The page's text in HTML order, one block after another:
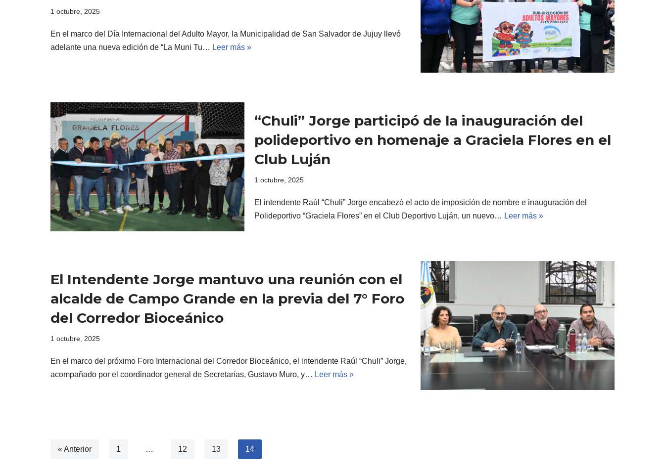
1 octubre, 2025
En el marco del Día Internacional del Adulto Mayor, la Municipalidad de San Salvador de Jujuy llevó
adelante una nueva edición de “La Muni Tu… Leer más »
“Chuli” Jorge participó de la inauguración del
polideportivo en homenaje a Graciela Flores en el
Club Luján
1 octubre, 2025
El intendente Raúl “Chuli” Jorge encabezó el acto de imposición de nombre e inauguración del
Polideportivo “Graciela Flores” en el Club Deportivo Luján, un nuevo… Leer más »
El Intendente Jorge mantuvo una reunión con el
alcalde de Campo Grande en la previa del 7° Foro
del Corredor Bioceánico
1 octubre, 2025
En el marco del próximo Foro Internacional del Corredor Bioceánico, el intendente Raúl “Chuli” Jorge,
acompañado por el coordinador general de Secretarías, Gustavo Muro, y… Leer más »
« Anterior 1 … 12 13 14